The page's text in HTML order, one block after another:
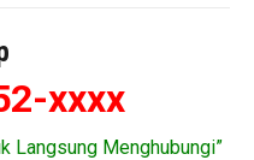
xxxx
Langsung Menghubungi”